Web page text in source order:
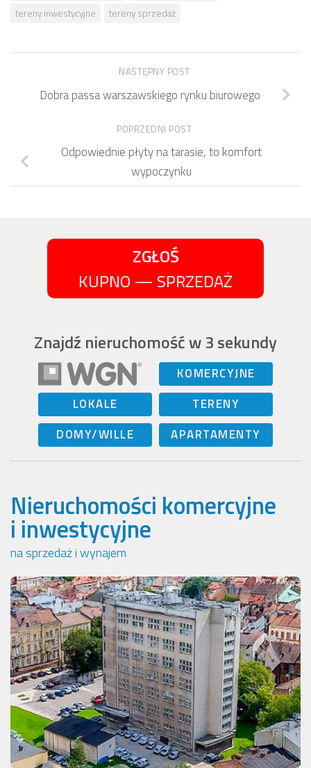
tereny inwestycyjne tereny sprzedaż
NASTĘPNY POST
Dobra passa warszawskiego rynku biurowego
POPRZEDNI POST
Odpowiednie płyty na tarasie, to komfort
wypoczynku
ZGŁOŚ
KUPNO — SPRZEDAŻ
Znajdź nieruchomość w 3 sekundy
KOMERCYJNE
LOKALE
TERENY
DOMY/WILLE
APARTAMENTY
Nieruchomości komercyjne
i inwestycyjne
na sprzedaż i wynajem